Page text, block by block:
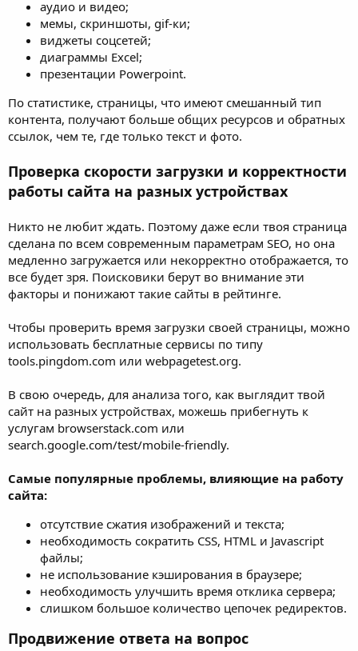
аудио и видео;
мемы, скриншоты, gif-ки;
виджеты соцсетей;
диаграммы Excel;
презентации Powerpoint.
По статистике, страницы, что имеют смешанный тип
контента, получают больше общих ресурсов и обратных
ссылок, чем те, где только текст и фото.
Проверка скорости загрузки и корректности
работы сайта на разных устройствах
Никто не любит ждать. Поэтому даже если твоя страница
сделана по всем современным параметрам SEO, но она
медленно загружается или некорректно отображается, то
все будет зря. Поисковики берут во внимание эти
факторы и понижают такие сайты в рейтинге.
Чтобы проверить время загрузки своей страницы, можно
использовать бесплатные сервисы по типу
tools.pingdom.com или webpagetest.org.
В свою очередь, для анализа того, как выглядит твой
сайт на разных устройствах, можешь прибегнуть к
услугам browserstack.com или
search.google.com/test/mobile-friendly.
Самые популярные проблемы, влияющие на работу
сайта:
отсутствие сжатия изображений и текста;
необходимость сократить CSS, HTML и Javascript
файлы;
не использование кэширования в браузере;
необходимость улучшить время отклика сервера;
слишком большое количество цепочек редиректов.
Продвижение ответа на вопрос